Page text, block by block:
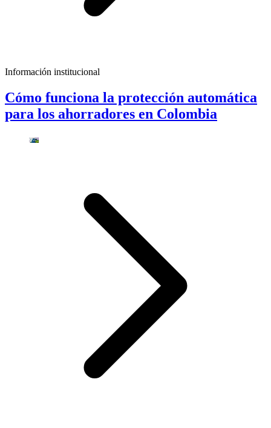
Información institucional
Cómo funciona la protección automática
para los ahorradores en Colombia